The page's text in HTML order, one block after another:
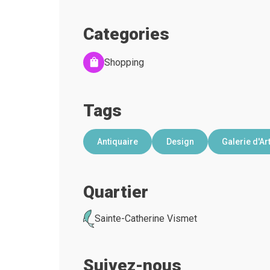
Categories
Shopping
Tags
Antiquaire Design Galerie
Quartier
Sainte-Catherine Vismet
Suivez-nous